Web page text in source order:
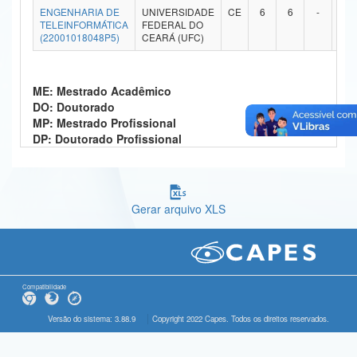
Ministério da Ciência, Tecnologia, Inovações e Comunicações
Ministério do Meio Ambiente
Ministério do Desenvolvimento Regional
Controladoria-Geral da União
Gabinete de Segurança Institucional
Advocacia-Geral da União
ENGENHARIA DE
TELEINFORMÁTICA
(22001018048P5)
UNIVERSIDADE
FEDERAL DO
CEARÁ (UFC)
CE 6 6 -
ME: Mestrado Acadêmico
DO: Doutorado
MP: Mestrado Profissional
DP: Doutorado Profissional
Gerar arquivo XLS
Compatibilidade
Versão do sistema: 3.88.9 Copyright 2022 Capes. Todos os direitos reservados.